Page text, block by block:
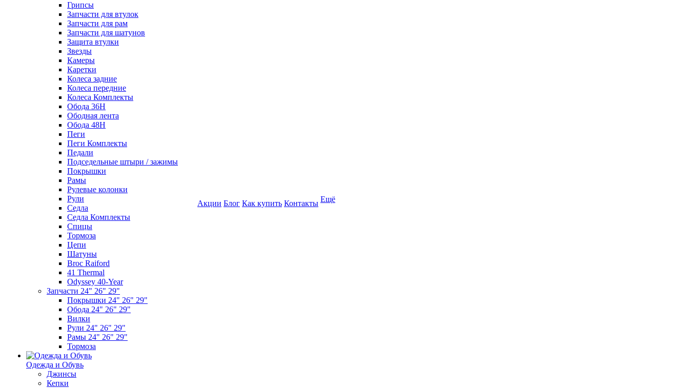
Грипсы
Запчасти для втулок
Запчасти для рам
Запчасти для шатунов
Защита втулки
Звезды
Камеры
Каретки
Колеса задние
Колеса передние
Колеса Комплекты
Обода 36H
Ободная лента
Обода 48H
Пеги
Пеги Комплекты
Педали
Подседельные штыри / зажимы
Покрышки
Рамы
Рулевые колонки
Рули
Седла
Седла Комплекты
Спицы
Тормоза
Цепи
Шатуны
Broc Raiford
41 Thermal
Odyssey 40-Year
Запчасти 24" 26" 29"
Покрышки 24" 26" 29"
Обода 24" 26" 29"
Вилки
Рули 24" 26" 29"
Рамы 24" 26" 29"
Тормоза
Одежда и Обувь
Джинсы
Кепки
Акции Блог Как купить Контакты Ещё